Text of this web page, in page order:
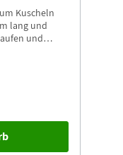
Kuscheln
lang und
und